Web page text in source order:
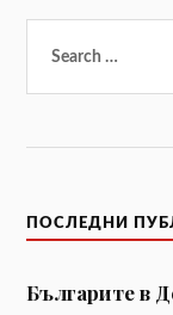
ПОСЛЕДНИ
Българите в